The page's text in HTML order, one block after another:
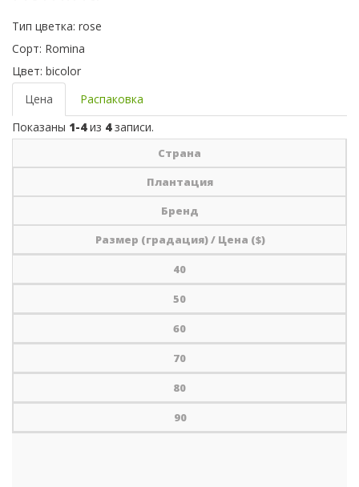
Тип цветка: rose
Сорт: Romina
Цвет: bicolor
Цена
Распаковка
Показаны 1-4из 4записи.
Страна
Плантация
Бренд
Размер (градация) / Цена ($)
40
50
60
70
80
90